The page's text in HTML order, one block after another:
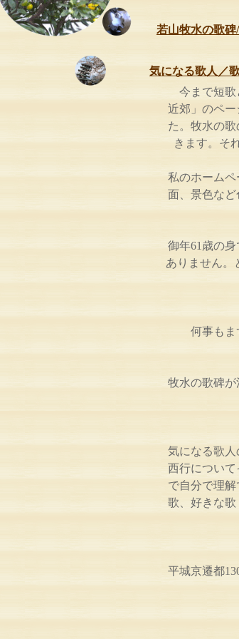
若山牧水の歌
気になる歌人／
今まで短歌
近郊」のペ
た。牧水の
きます。そ
私のホーム
面、景色な
御年61歳の
ありません。
何事もま
牧水の歌碑
気になる歌
西行につい
で自分で理
歌、好きな
平城京遷都